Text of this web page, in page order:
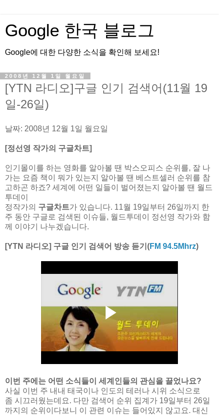
Google 한국 블로그
Google에 대한 다양한 소식을 확인해 보세요!
2008년 12월 1일 월요일
[YTN 라디오]구글 인기 검색어(11월 19
일-26일)
날짜: 2008년 12월 1일 월요일
[정선영 작가의 구글차트]
인기몰이를 하는 영화를 알아볼 땐 박스오피스 순위를, 잘 나
가는 요즘 책이 뭐가 있는지 알아볼 땐 베스트셀러 순위를 참
고하곤 하죠? 세계에 어떤 일들이 벌어졌는지 알아볼 땐 월드
투데이
정작가의 구글차트가 있습니다. 11월 19일부터 26일까지 한
주 동안 구글로 검색된 이슈들, 월드투데이 정선영 작가와 함
께 이야기 나누겠습니다.
[YTN 라디오] 구글 인기 검색어 방송 듣기(FM 94.5Mhrz)
이번 주에는 어떤 소식들이 세계인들의 관심을 끌었나요?
사실 이번 주 내내 태국이나 인도의 테러나 시위 소식으로
좀 시끄러웠는데요. 다만 검색어 순위 집계가 19일부터 26일
까지의 순위이다보니 이 관련 이슈는 들어있지 않고요. 대신